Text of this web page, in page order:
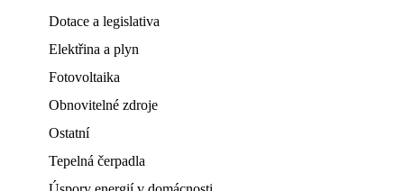
Dotace a legislativa
Elektřina a plyn
Fotovoltaika
Obnovitelné zdroje
Ostatní
Tepelná čerpadla